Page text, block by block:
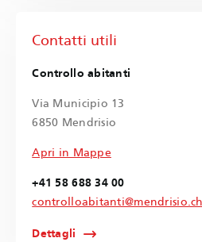
Contatti utili
Controllo abitanti
Via Municipio 13
6850 Mendrisio
Apri in Mappe
+41 58 688 34 00
controlloabitanti@mendrisio.ch
Dettagli